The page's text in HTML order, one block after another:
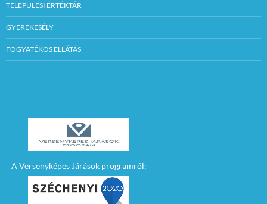
TELEPÜLÉSI ÉRTÉKTÁR
GYEREKESÉLY
FOGYATÉKOS ELLÁTÁS
A Versenyképes Járások programról: